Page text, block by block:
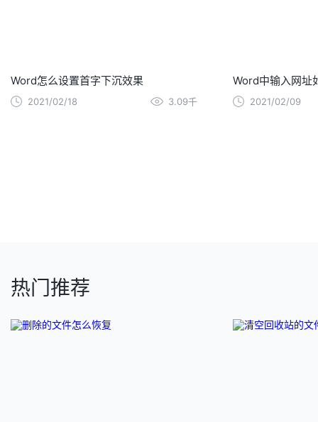
Word怎么设置首字下沉效果
2021/02/18 3.09千
Word中输入网址
2021/02/09
热门推荐